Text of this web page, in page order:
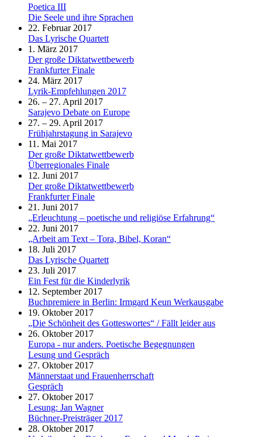
Poetica III
Die Seele und ihre Sprachen
22. Februar 2017
Das Lyrische Quartett
1. März 2017
Der große Diktatwettbewerb
Frankfurter Finale
24. März 2017
Lyrik-Empfehlungen 2017
26. – 27. April 2017
Sarajevo Debate on Europe
27. – 29. April 2017
Frühjahrstagung in Sarajevo
11. Mai 2017
Der große Diktatwettbewerb
Überregionales Finale
12. Juni 2017
Der große Diktatwettbewerb
Frankfurter Finale
21. Juni 2017
„Erleuchtung – poetische und religiöse Erfahrung“
22. Juni 2017
„Arbeit am Text – Tora, Bibel, Koran“
18. Juli 2017
Das Lyrische Quartett
23. Juli 2017
Ein Fest für die Kinderlyrik
12. September 2017
Buchpremiere in Berlin: Irmgard Keun Werkausgabe
19. Oktober 2017
„Die Schönheit des Gotteswortes“ / Fällt leider aus
26. Oktober 2017
Europa - nur anders. Poetische Begegnungen
Lesung und Gespräch
27. Oktober 2017
Männerstaat und Frauenherrschaft
Gespräch
27. Oktober 2017
Lesung: Jan Wagner
Büchner-Preisträger 2017
28. Oktober 2017